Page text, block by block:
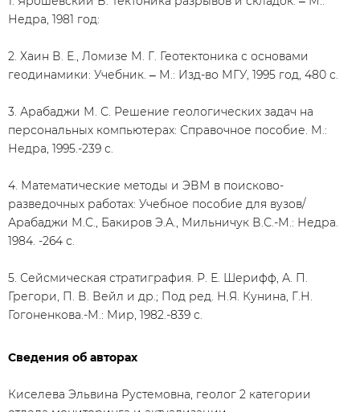
Недра, 1981 год:
2. Хаин В. Е., Ломизе М. Г. Геотектоника с основами
геодинамики: Учебник. ‒ М.: Изд-во МГУ, 1995 год, 480 с.
3. Арабаджи М. С. Решение геологических задач на
персональных компьютерах: Справочное пособие. М.:
Недра, 1995.-239 с.
4. Математические методы и ЭВМ в поисково-
разведочных работах: Учебное пособие для вузов/
Арабаджи М.С., Бакиров Э.А., Мильничук В.С.-М.: Недра.
1984. -264 с.
5. Сейсмическая стратиграфия. Р. Е. Шерифф, А. П.
Грегори, П. В. Вейл и др.; Под ред. Н.Я. Кунина, Г.Н.
Гогоненкова.-М.: Мир, 1982.-839 с.
Сведения об авторах
Киселева Эльвина Рустемовна, геолог 2 категории